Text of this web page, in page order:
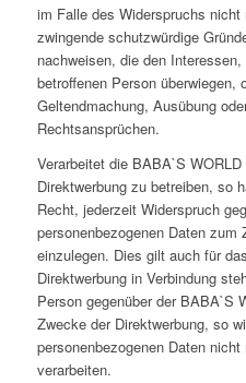
im Falle des Widerspruchs
zwingende schutzwürdige
nachweisen, die den
betroffenen Person überwiegen,
Geltendmachung, Ausübung
Rechtsansprüchen.
Verarbeitet die BABA`S
Direktwerbung zu betreiben, so
Recht, jederzeit Widerspruch
personenbezogenen Daten zum
einzulegen. Dies gilt auch für
Direktwerbung in Verbindung
Person gegenüber der BABA`S
Zwecke der Direktwerbung, so
personenbezogenen Daten
verarbeiten.